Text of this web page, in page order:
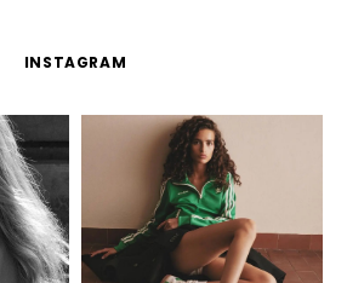
INSTAGRAM